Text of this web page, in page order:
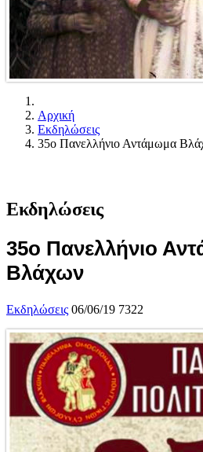
Αρχική
Εκδηλώσεις
35ο Πανελλήνιο Αντάμωμα
Εκδηλώσεις
35ο Πανελλήνιο
Βλάχων
Εκδηλώσεις 06/06/19 7322